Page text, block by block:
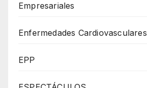
Empresariales
Enfermedades Cardiovasculares
EPP